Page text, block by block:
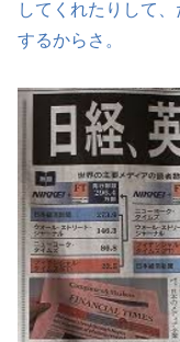
してくれたりして
するからさ。